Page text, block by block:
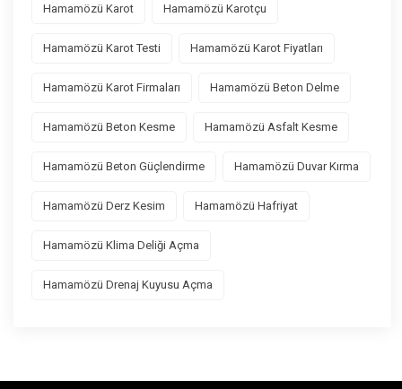
Hamamözü Karot Hamamözü Karotçu
Hamamözü Karot Testi Hamamözü Karot Fiyatları
Hamamözü Karot Firmaları Hamamözü Beton Delme
Hamamözü Beton Kesme Hamamözü Asfalt Kesme
Hamamözü Beton Güçlendirme Hamamözü Duvar Kırma
Hamamözü Derz Kesim Hamamözü Hafriyat
Hamamözü Klima Deliği Açma
Hamamözü Drenaj Kuyusu Açma